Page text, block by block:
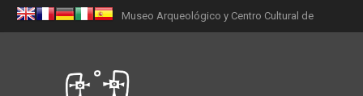
Museo Arqueológico y Centro Cultural de